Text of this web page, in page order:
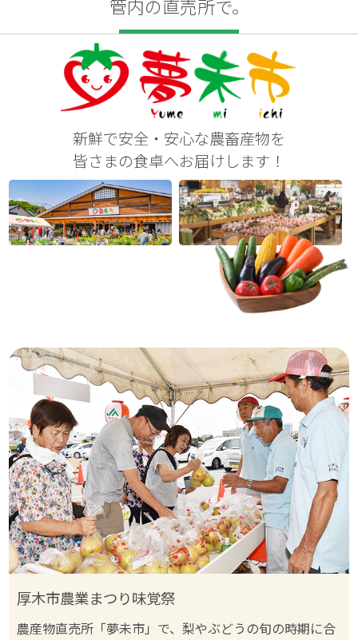
管内の直売所で。
新鮮で安全・安心な農畜産物を
皆さまの食卓へお届けします！
厚木市農業まつり味覚祭
農産物直売所「夢未市」で、梨やぶどうの旬の時期に合